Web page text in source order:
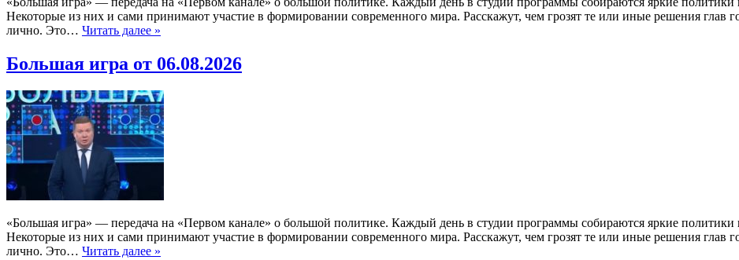
Некоторые из них и сами принимают участие в формировании современного мира. Расскажут, чем грозят те или иные решения глав
лично. Это… Читать далее »
Большая игра от 06.08.2026
«Большая игра» — передача на «Первом канале» о большой политике. Каждый день в студии программы собираются яркие
Некоторые из них и сами принимают участие в формировании современного мира. Расскажут, чем грозят те или иные решения глав
лично. Это… Читать далее »